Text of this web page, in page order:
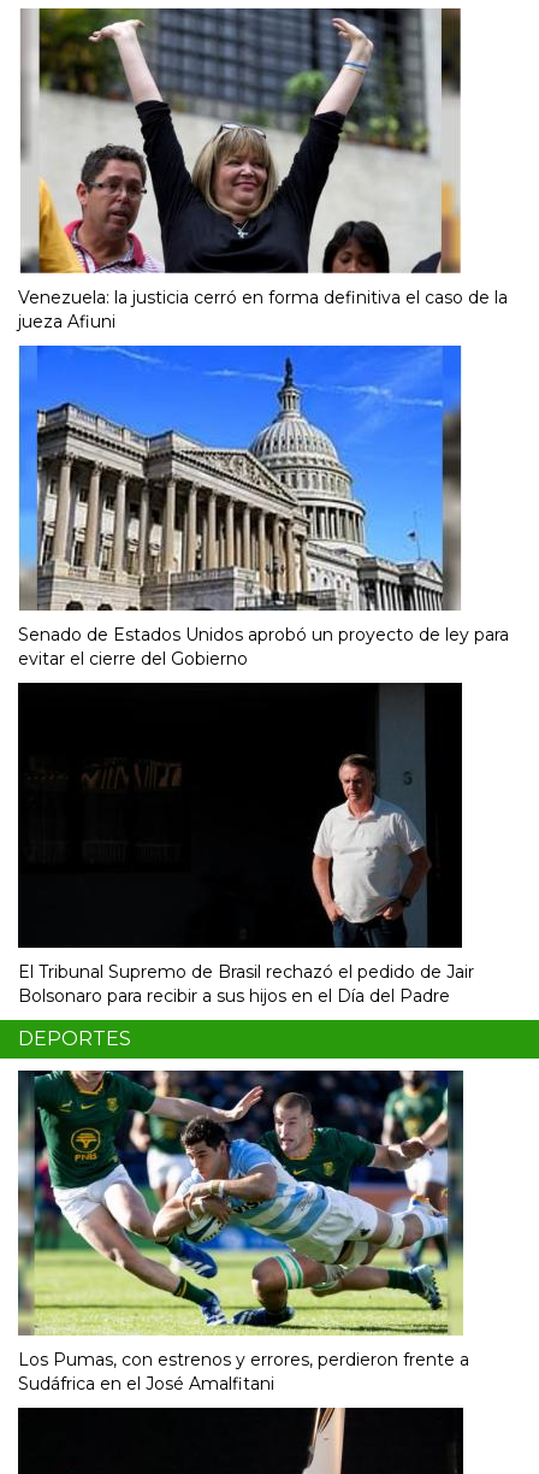
Venezuela: la justicia cerró en forma definitiva el caso de la
jueza Afiuni
Senado de Estados Unidos aprobó un proyecto de ley para
evitar el cierre del Gobierno
El Tribunal Supremo de Brasil rechazó el pedido de Jair
Bolsonaro para recibir a sus hijos en el Día del Padre
DEPORTES
Los Pumas, con estrenos y errores, perdieron frente a
Sudáfrica en el José Amalfitani